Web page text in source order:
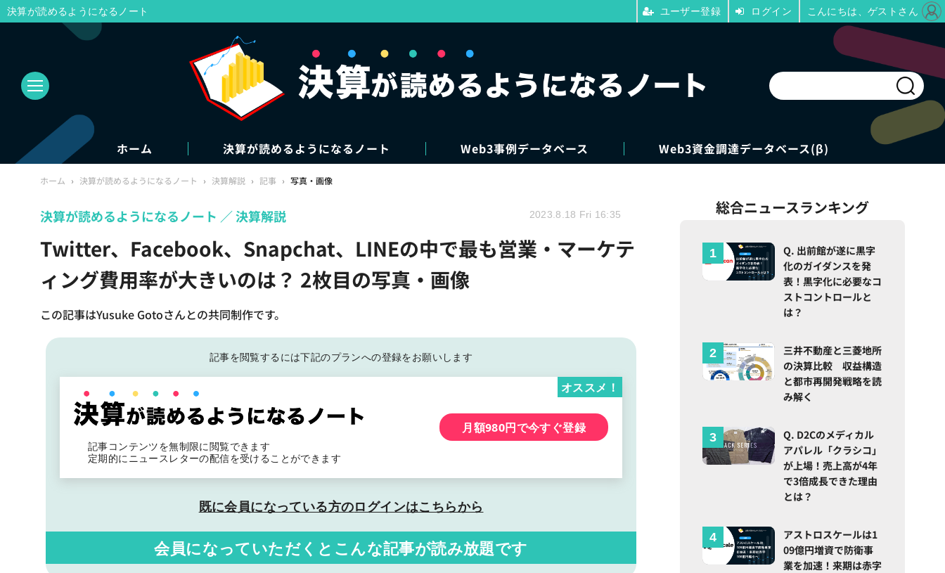
ホーム 決算が読めるようになるノート Web3事例データベース Web3資金調達データベース(β)
ホーム › 決算が読めるようになるノート › 決算解説 › 記事 › 写真・画像
Twitter、Facebook、Snapchat、LINEの中で最も営業・マーケテ
ィング費用率が大きいのは？ 2枚目の写真・画像
この記事はYusuke Gotoさんとの共同制作です。
決算が読めるようになるノート 決算解説 2023.8.18 Fri 16:35
記事を閲覧するには下記のプランへの登録をお願いします
記事コンテンツを無制限に閲覧できます
定期的にニュースレターの配信を受けることができます
オススメ！
月額980円で今すぐ登録
既に会員になっている方のログインはこちらから
会員になっていただくと こんな記事が読み放題です
総合ニュースランキング
Q. 出前館が遂に黒字
化のガイダンスを発
表！黒字化に必要なコ
ストコントロールと
は？
三井不動産と三菱地所
の決算比較 収益構造
と都市再開発戦略を読
み解く
Q. D2Cのメディカル
アパレル「クラシコ」
が上場！売上高が4年
で3倍成長できた理由
とは？
アストロスケールは1
09億円増資で防衛事
業を加速！来期は赤字
決算が読めるようになるノート ユーザー登録 ログイン こんにちは、ゲストさん